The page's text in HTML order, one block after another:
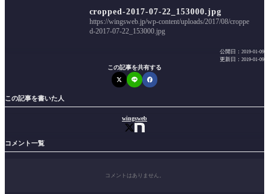
cropped-2017-07-22_153000.jpg
https://wingsweb.jp/wp-content/uploads/2017/08/croppe
d-2017-07-22_153000.jpg
公開日： 2019-01-09
更新日： 2019-01-09
この記事を共有する
この記事を書いた人
wingsweb
コメント一覧
コメントはありません。